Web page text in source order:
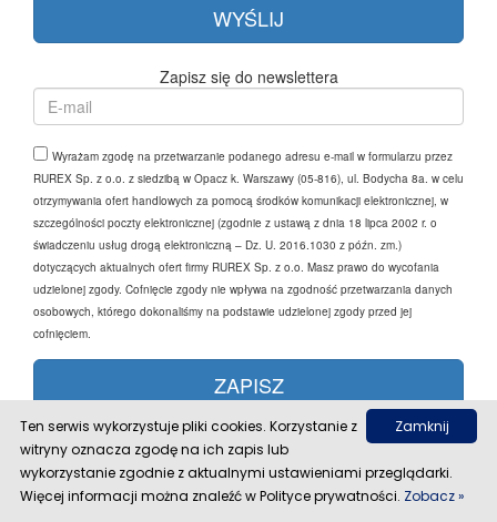
Zapisz się do newslettera
Wyrażam zgodę na przetwarzanie podanego adresu e-mail w formularzu przez
RUREX Sp. z o.o. z siedzibą w Opacz k. Warszawy (05-816), ul. Bodycha 8a. w celu
otrzymywania ofert handlowych za pomocą środków komunikacji elektronicznej, w
szczególności poczty elektronicznej (zgodnie z ustawą z dnia 18 lipca 2002 r. o
świadczeniu usług drogą elektroniczną – Dz. U. 2016.1030 z późn. zm.)
dotyczących aktualnych ofert firmy RUREX Sp. z o.o. Masz prawo do wycofania
udzielonej zgody. Cofnięcie zgody nie wpływa na zgodność przetwarzania danych
osobowych, którego dokonaliśmy na podstawie udzielonej zgody przed jej
cofnięciem.
STREFA KLIENTA
Warunki współpracy
Regulamin
Polityka prywatności
Zamknij
Ten serwis wykorzystuje pliki cookies. Korzystanie z
witryny oznacza zgodę na ich zapis lub
wykorzystanie zgodnie z aktualnymi ustawieniami przeglądarki.
Więcej informacji można znaleźć w Polityce prywatności. Zobacz »